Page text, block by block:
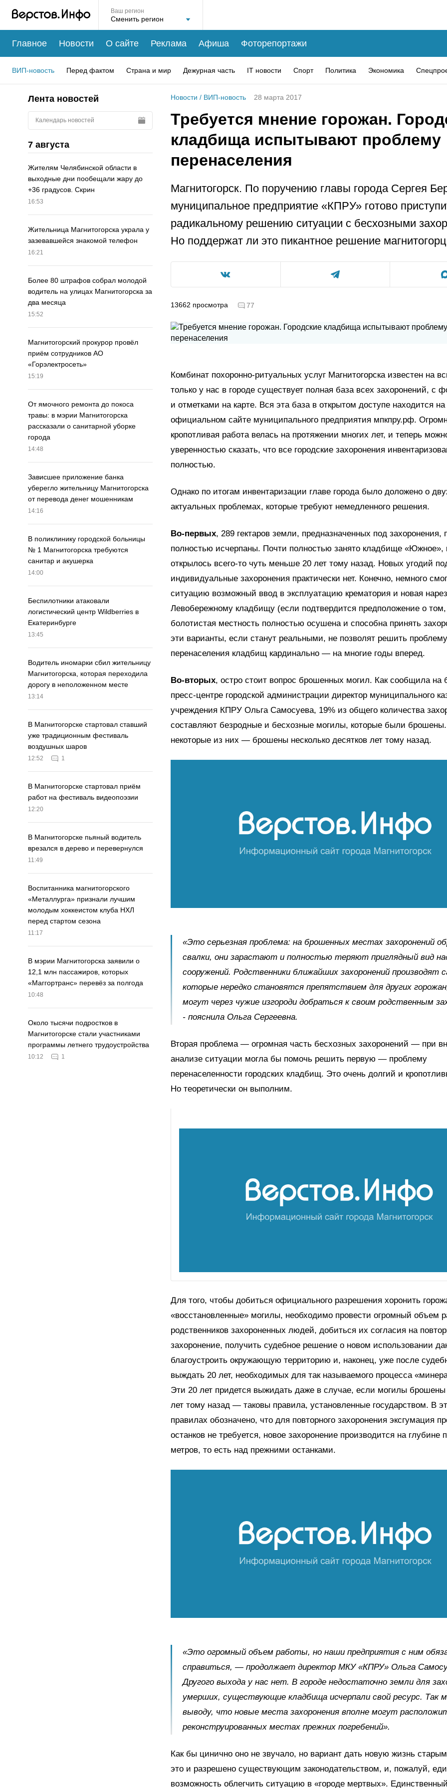
Ваш регион
Главное Новости О сайте Реклама Афиша Фоторепортажи
ВИП-новость Перед фактом Страна и мир Дежурная часть IT новости Спорт Политика Экономика
Лента новостей
Календарь новостей
7 августа
Жителям Челябинской области в
выходные дни пообещали жару до
+36 градусов. Скрин
16:53
Жительница Магнитогорска украла у
зазевавшейся знакомой телефон
16:21
Более 80 штрафов собрал молодой
водитель на улицах Магнитогорска за
два месяца
15:52
Магнитогорский прокурор провёл
приём сотрудников АО
«Горэлектросеть»
15:19
От ямочного ремонта до покоса
травы: в мэрии Магнитогорска
рассказали о санитарной уборке
города
14:48
Зависшее приложение банка
уберегло жительницу Магнитогорска
от перевода денег мошенникам
14:16
В поликлинику городской больницы
№ 1 Магнитогорска требуются
санитар и акушерка
14:00
Беспилотники атаковали
логистический центр Wildberries в
Екатеринбурге
13:45
Водитель иномарки сбил жительницу
Магнитогорска, которая переходила
дорогу в неположенном месте
13:14
В Магнитогорске стартовал ставший
уже традиционным фестиваль
воздушных шаров
12:52 1
В Магнитогорске стартовал приём
работ на фестиваль видеопоэзии
12:20
В Магнитогорске пьяный водитель
врезался в дерево и перевернулся
11:49
Воспитанника магнитогорского
«Металлурга» признали лучшим
молодым хоккеистом клуба НХЛ
перед стартом сезона
11:17
В мэрии Магнитогорска заявили о
12,1 млн пассажиров, которых
«Маггортранс» перевёз за полгода
10:48
Около тысячи подростков в
Магнитогорске стали участниками
программы летнего трудоустройства
10:12 1
Новости / ВИП-новость 28 марта 2017
Требуется мнение горожан.
кладбища испытывают проблему
перенаселения
Магнитогорск. По поручению главы города Сергея
муниципальное предприятие «КПРУ» готово
радикальному решению ситуации с бесхозными
Но поддержат ли это пикантное решение
13662 просмотра 77
Комбинат похоронно-ритуальных услуг Магнитогорска известен на
только у нас в городе существует полная база всех захоронений, с
и отметками на карте. Вся эта база в открытом доступе находится на
официальном сайте муниципального предприятия мпкпру.рф.
кропотливая работа велась на протяжении многих лет, и теперь
уверенностью сказать, что все городские захоронения
полностью.
Однако по итогам инвентаризации главе города было доложено о
актуальных проблемах, которые требуют немедленного решения.
Во-первых, 289 гектаров земли, предназначенных под захоронения,
полностью исчерпаны. Почти полностью занято кладбище «Южное»,
открылось всего-то чуть меньше 20 лет тому назад. Новых угодий
индивидуальные захоронения практически нет. Конечно, немного
ситуацию возможный ввод в эксплуатацию крематория и новая
Левобережному кладбищу (если подтвердится предположение о том,
болотистая местность полностью осушена и способна принять
эти варианты, если станут реальными, не позволят решить проблему
перенаселения кладбищ кардинально — на многие годы вперед.
Во-вторых, остро стоит вопрос брошенных могил. Как сообщила на
пресс-центре городской администрации директор муниципального
учреждения КПРУ Ольга Самосуева, 19% из общего количества
составляют безродные и бесхозные могилы, которые были
некоторые из них — брошены несколько десятков лет тому назад.
«Это серьезная проблема: на брошенных местах захоронений
свалки, они зарастают и полностью теряют приглядный вид
сооружений. Родственники ближайших захоронений производят
которые нередко становятся препятствием для других
могут через чужие изгороди добраться к своим родственным
- пояснила Ольга Сергеевна.
Вторая проблема — огромная часть бесхозных захоронений — при
анализе ситуации могла бы помочь решить первую — проблему
перенаселенности городских кладбищ. Это очень долгий и
Но теоретически он выполним.
Для того, чтобы добиться официального разрешения хоронить
«восстановленные» могилы, необходимо провести огромный объем
родственников захороненных людей, добиться их согласия на
захоронение, получить судебное решение о новом использовании
благоустроить окружающую территорию и, наконец, уже после
выждать 20 лет, необходимых для так называемого процесса
Эти 20 лет придется выжидать даже в случае, если могилы
лет тому назад — таковы правила, установленные государством. В
правилах обозначено, что для повторного захоронения эксгумация
останков не требуется, новое захоронение производится на глубине
метров, то есть над прежними останками.
«Это огромный объем работы, но наши предприятия с ним
справиться, — продолжает директор МКУ «КПРУ» Ольга
Другого выхода у нас нет. В городе недостаточно земли для
умерших, существующие кладбища исчерпали свой ресурс. Так
выводу, что новые места захоронения вполне могут
реконструированных местах прежних погребений».
Как бы цинично оно не звучало, но вариант дать новую жизнь
это и разрешено существующим законодательством, и, пожалуй,
возможность облегчить ситуацию в «городе мертвых».